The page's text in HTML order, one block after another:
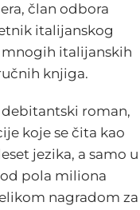
član odbora
italijanskog
italijanskih
knjiga.
roman,
koje se čita kao
jezika, a samo u
pola miliona
nagradom za